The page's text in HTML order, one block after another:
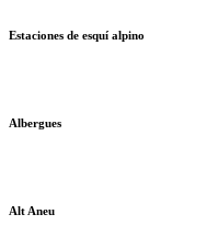
Estaciones de esquí alpino
Albergues
Alt Aneu